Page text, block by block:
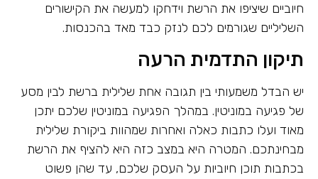
חיוביים שיציפו את הרשת וידחקו למעשה את הקישורים
השליליים שגורמים לכם לנזק כבד מאד בהכנסות.
תיקון התדמית הרעה
יש הבדל משמעותי בין תגובה אחת שלילית ברשת לבין מסע
של פגיעה במוניטין. במהלך הפגיעה במוניטין שלכם יתכן
מאוד ועלו כתבות כאלה ואחרות שמהוות ביקורת שלילית
מבחינתכם. המטרה היא במצב כזה היא להציף את הרשת
בכתבות תוכן חיוביות על העסק שלכם, עד שהן פשוט